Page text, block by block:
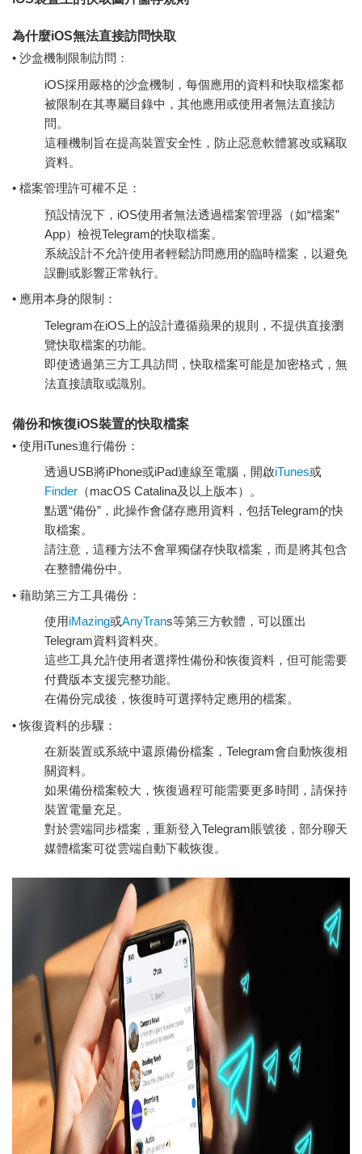
為什麼iOS無法直接訪問快取
• 沙盒機制限制訪問：
iOS採用嚴格的沙盒機制，每個應用的資料和快取檔案都
被限制在其專屬目錄中，其他應用或使用者無法直接訪
問。
這種機制旨在提高裝置安全性，防止惡意軟體篡改或竊取
資料。
• 檔案管理許可權不足：
預設情況下，iOS使用者無法透過檔案管理器（如“檔案”
App）檢視Telegram的快取檔案。
系統設計不允許使用者輕鬆訪問應用的臨時檔案，以避免
誤刪或影響正常執行。
• 應用本身的限制：
Telegram在iOS上的設計遵循蘋果的規則，不提供直接瀏
覽快取檔案的功能。
即使透過第三方工具訪問，快取檔案可能是加密格式，無
法直接讀取或識別。
備份和恢復iOS裝置的快取檔案
• 使用iTunes進行備份：
透過USB將iPhone或iPad連線至電腦，開啟iTunes或
Finder （macOS Catalina及以上版本）。
點選“備份”，此操作會儲存應用資料，包括Telegram的快
取檔案。
請注意，這種方法不會單獨儲存快取檔案，而是將其包含
在整體備份中。
• 藉助第三方工具備份：
使用iMazing或AnyTrans等第三方軟體，可以匯出
Telegram資料資料夾。
這些工具允許使用者選擇性備份和恢復資料，但可能需要
付費版本支援完整功能。
在備份完成後，恢復時可選擇特定應用的檔案。
• 恢復資料的步驟：
在新裝置或系統中還原備份檔案，Telegram會自動恢復相
關資料。
如果備份檔案較大，恢復過程可能需要更多時間，請保持
裝置電量充足。
對於雲端同步檔案，重新登入Telegram賬號後，部分聊天
媒體檔案可從雲端自動下載恢復。